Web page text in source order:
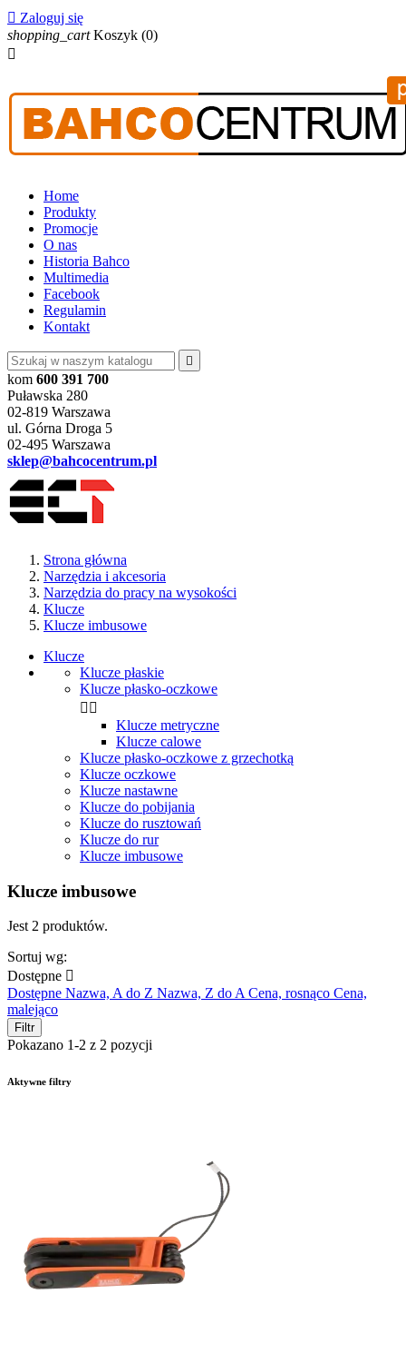
 Zaloguj się
shopping_cart Koszyk (0)

Home
Produkty
Promocje
O nas
Historia Bahco
Multimedia
Facebook
Regulamin
Kontakt

kom 600 391 700
Puławska 280
02-819 Warszawa
ul. Górna Droga 5
02-495 Warszawa
sklep@bahcocentrum.pl
Strona główna
Narzędzia i akcesoria
Narzędzia do pracy na wysokości
Klucze
Klucze imbusowe
Klucze
Klucze płaskie
Klucze płasko-oczkowe
 
Klucze metryczne
Klucze calowe
Klucze płasko-oczkowe z grzechotką
Klucze oczkowe
Klucze nastawne
Klucze do pobijania
Klucze do rusztowań
Klucze do rur
Klucze imbusowe
Klucze imbusowe
Jest 2 produktów.
Sortuj wg:
Dostępne 
Dostępne Nazwa, A do Z Nazwa, Z do ACena, rosnąco Cena,
malejąco
Filtr
Pokazano 1-2 z 2 pozycji
Aktywne filtry